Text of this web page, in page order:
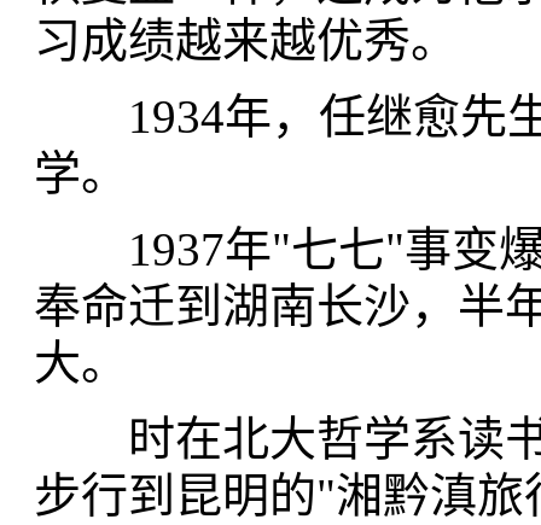
习成绩越来越优秀。
1934年，任继愈先生
学。
1937年"七七"事变爆
奉命迁到湖南长沙，半
大。
时在北大哲学系读书
步行到昆明的"湘黔滇